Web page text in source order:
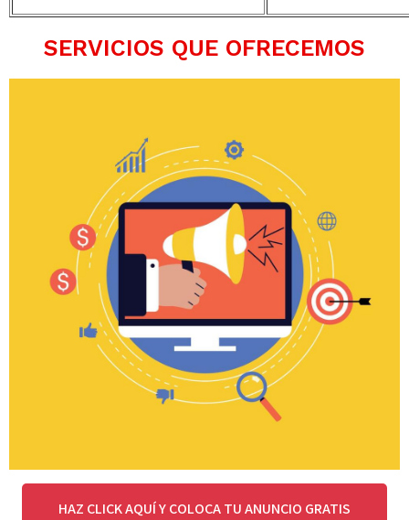
SERVICIOS QUE OFRECEMOS
HAZ CLICK AQUÍ Y COLOCA TU ANUNCIO GRATIS